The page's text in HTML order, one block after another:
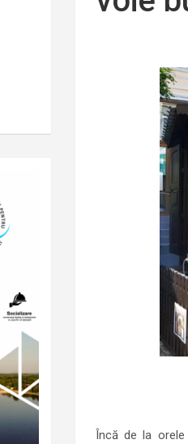
Încă de la orele